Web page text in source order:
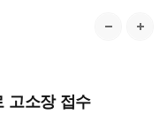
고소장 접수